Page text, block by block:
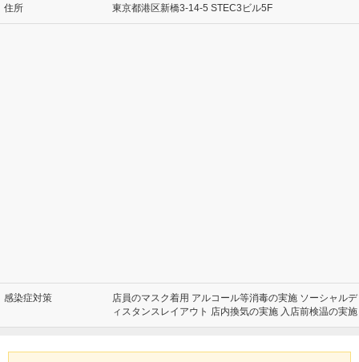
住所 東京都港区新橋3-14-5 STEC3ビル5F
感染症対策
店員のマスク着用 アルコール等消毒の実施 ソーシャルデ
ィスタンスレイアウト 店内換気の実施 入店前検温の実施